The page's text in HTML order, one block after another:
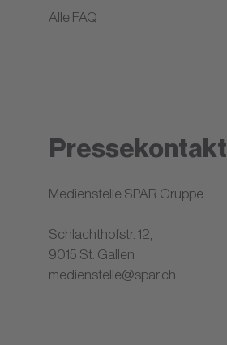
Alle FAQ
Pressekontakt
Medienstelle SPAR Gruppe
Schlachthofstr. 12,
9015 St. Gallen
medienstelle@spar.ch